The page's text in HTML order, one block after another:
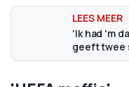
'Ik had 'm
geeft twee